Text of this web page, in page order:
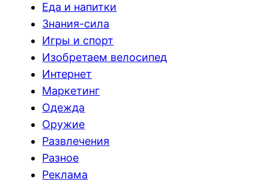
Еда и напитки
Знания-сила
Игры и спорт
Изобретаем велосипед
Интернет
Маркетинг
Одежда
Оружие
Развлечения
Разное
Реклама